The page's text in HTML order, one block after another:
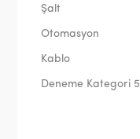
Şalt
Otomasyon
Kablo
Deneme Kategori 5